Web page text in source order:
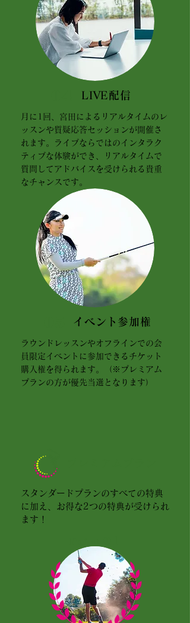
LIVE配信
月に1回、宮田によるリアルタイムのレ
ッスンや質疑応答セッションが開催さ
れます。ライブならではのインタラク
ティブな体験ができ、リアルタイムで
質問してアドバイスを受けられる貴重
なチャンスです。
イベント参加権
ラウンドレッスンやオフラインでの会
員限定イベントに参加できるチケット
購入権を得られます。（※プレミアム
プランの方が優先当選となります）
スタンダードプランのすべての特典
に加え、お得な2つの特典が受けられ
ます！